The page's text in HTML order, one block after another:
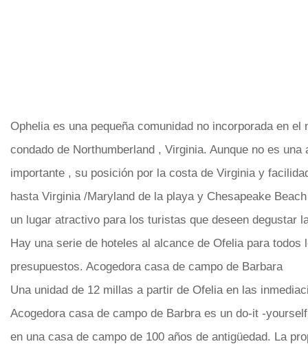
Ophelia es una pequeña comunidad no incorporada en el
condado de Northumberland , Virginia. Aunque no es
importante , su posición por la costa de Virginia y
hasta Virginia /Maryland de la playa y Chesapeake
un lugar atractivo para los turistas que deseen degustar
Hay una serie de hoteles al alcance de Ofelia para todos
presupuestos. Acogedora casa de campo de Barbara
Una unidad de 12 millas a partir de Ofelia en las
Acogedora casa de campo de Barbra es un do-it -
en una casa de campo de 100 años de antigüedad. La